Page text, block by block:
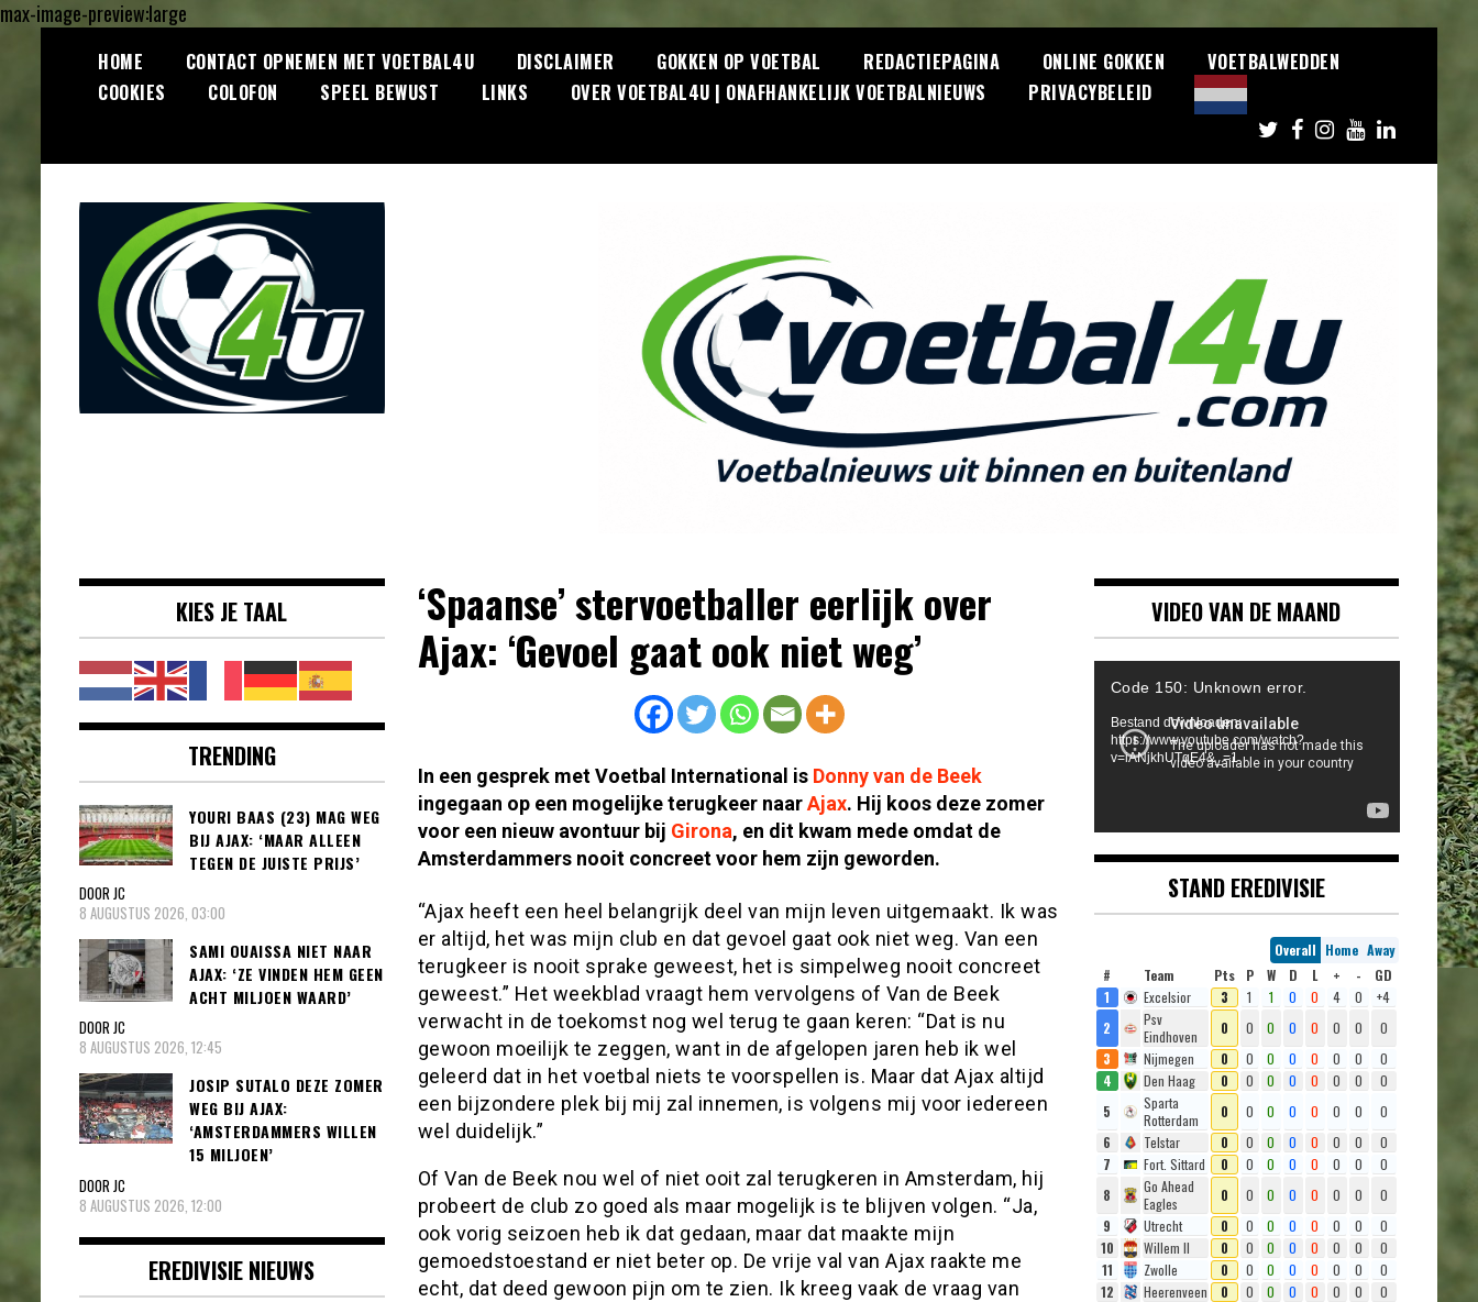
max-image-preview:large
HOME CONTACT OPNEMEN MET VOETBAL4U DISCLAIMER GOKKEN OP VOETBAL REDACTIEPAGINA ONLINE GOKKEN
VOETBALWEDDEN
COOKIES
COLOFON SPEEL BEWUST LINKS OVER VOETBAL4U | ONAFHANKELIJK VOETBALNIEUWS PRIVACYBELEID
Eredivisie &
Internationaal
voetbal |
‘Spaanse’ stervoetballer eerlijk over
Ajax: ‘Gevoel gaat ook niet weg’
In een gesprek met Voetbal International is Donny van de Beek
ingegaan op een mogelijke terugkeer naarAjax. Hij koos deze zomer
voor een nieuw avontuur bij Girona, en dit kwam mede omdat de
Amsterdammers nooit concreet voor hem zijn geworden.
“Ajax heeft een heel belangrijk deel van mijn leven uitgemaakt. Ik was
er altijd, het was mijn club en dat gevoel gaat ook niet weg. Van een
terugkeer is nooit sprake geweest, het is simpelweg nooit concreet
geweest.” Het weekblad vraagt hem vervolgens of Van de Beek
verwacht in de toekomst nog wel terug te gaan keren: “Dat is nu
gewoon moeilijk te zeggen, want in de afgelopen jaren heb ik wel
geleerd dat in het voetbal niets te voorspellen is. Maar dat Ajax altijd
een bijzondere plek bij mij zal innemen, is volgens mij voor iedereen
wel duidelijk.”
Of Van de Beek nou wel of niet ooit zal terugkeren in Amsterdam, hij
probeert de club zo goed als maar mogelijk is te blijven volgen. “Ja,
ook vorig seizoen heb ik dat gedaan, maar dat maakte mijn
gemoedstoestand er niet beter op. De vrije val van Ajax raakte me
echt, dat deed gewoon pijn om te zien. Ik kreeg vaak de vraag van
KIES JE TAAL
TRENDING
YOURI BAAS (23) MAG WEG
BIJ AJAX: ‘MAAR ALLEEN
TEGEN DE JUISTE PRIJS’
DOOR JC
8 AUGUSTUS 2026, 03:00
SAMI OUAISSA NIET NAAR
AJAX: ‘ZE VINDEN HEM GEEN
ACHT MILJOEN WAARD’
DOOR JC
8 AUGUSTUS 2026, 12:45
JOSIP SUTALO DEZE ZOMER
WEG BIJ AJAX:
‘AMSTERDAMMERS WILLEN
15 MILJOEN’
DOOR JC
8 AUGUSTUS 2026, 12:00
EREDIVISIE NIEUWS
VIDEO VAN DE MAAND
Code 150: Unknown error.
Bestand downloaden:
https://www.youtube.com/watch?
v=iANjkhUTqE4&_=1
STAND EREDIVISIE
Overall Home Away
#
Team Pts P W D L + -
GD
1
Excelsior 3 1 1 0 0 4 0
+4
2
Psv
Eindhoven
0 0 0 0 0 0 0
0
3
Nijmegen 0 0 0 0 0 0 0
0
4
Den Haag 0 0 0 0 0 0 0
0
5
Sparta
Rotterdam
0 0 0 0 0 0 0
0
6
Telstar 0 0 0 0 0 0 0
0
7
Fort. Sittard 0 0 0 0 0 0 0
0
8
Go Ahead
Eagles
0 0 0 0 0 0 0
0
9
Utrecht 0 0 0 0 0 0 0
0
10
Willem II 0 0 0 0 0 0 0
0
11
Zwolle 0 0 0 0 0 0 0
0
12
Heerenveen 0 0 0 0 0 0 0
0